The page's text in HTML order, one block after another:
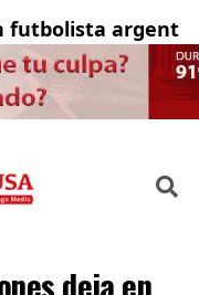
deja en